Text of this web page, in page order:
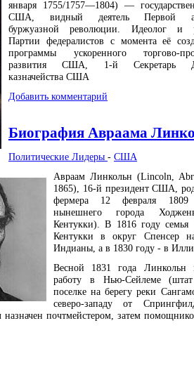
января 1755/1757—1804) —
США, видный деятель Первой
буржуазной революции. Идеолог и
Партии федералистов с момента её
программы ускоренного торгово-
развития США, 1-й Секретарь
казначейства США
Добавить комментарий
Биография Авраама
Политические Лидеры - США
Авраам Линкольн (Lincoln,
1865), 16-й президент США,
фермера 12 февраля
нынешнего города
Кентукки). В 1816 году семья
Кентукки в округ Спенсер
Индианы, а в 1830 году - в
Весной 1831 года Линкольн
работу в Нью-Сейлеме
поселке на берегу реки
северо-западу от
назначен почтмейстером, затем